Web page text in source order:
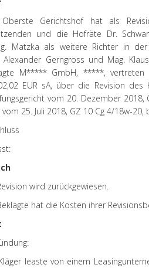
Gerichtshof hat als
und die Hofräte Dr.
Matzka als weitere Richter in
Alexander Gerngross und Mag.
M***** GmbH, *****, vertreten
EUR sA, über die Revision
vom 20. Dezember
vom 25. Juli 2018, GZ 10 Cg 4/18w-
wird zurückgewiesen.
hat die Kosten ihrer
leaste von einem